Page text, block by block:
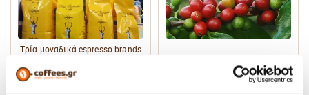
Tρία μοναδικά espresso brands
αντιπροσώπευση της Coffees.gr
καφέδες σε ολόκληρο τον